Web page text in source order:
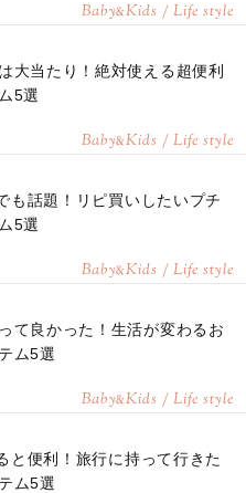
Baby&Kids / Life style
大当たり！絶対使える超便利
5選
Baby&Kids / Life style
も話題！リピ買いしたいプチ
5選
Baby&Kids / Life style
て良かった！生活が変わるお
ム5選
Baby&Kids / Life style
と便利！旅行に持って行きた
ム5選